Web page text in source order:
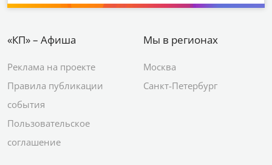
«КП» – Афиша
Реклама на проекте
Правила публикации
события
Пользовательское
соглашение
Мы в регионах
Москва
Санкт-Петербург